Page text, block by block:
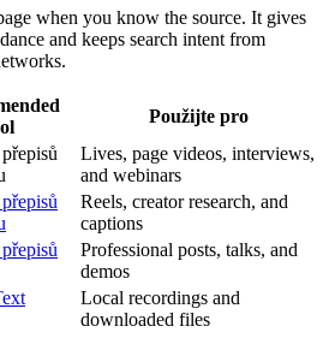
when you know the source. It gives
and keeps search intent from
Použijte pro
Lives, page videos, interviews,
and webinars
Reels, creator research, and
captions
Professional posts, talks, and
demos
Local recordings and
downloaded files